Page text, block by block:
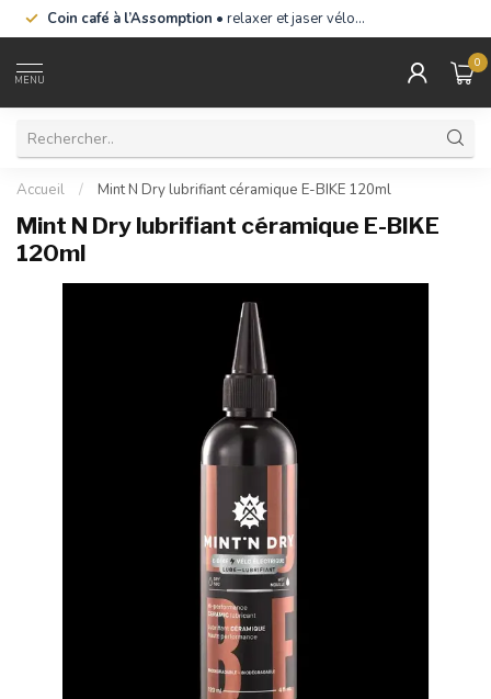
Coin café à l’Assomption • relaxer et jaser vélo…
MENU
0
Accueil / Mint N Dry lubrifiant céramique E-BIKE 120ml
Mint N Dry lubrifiant céramique E-BIKE
120ml